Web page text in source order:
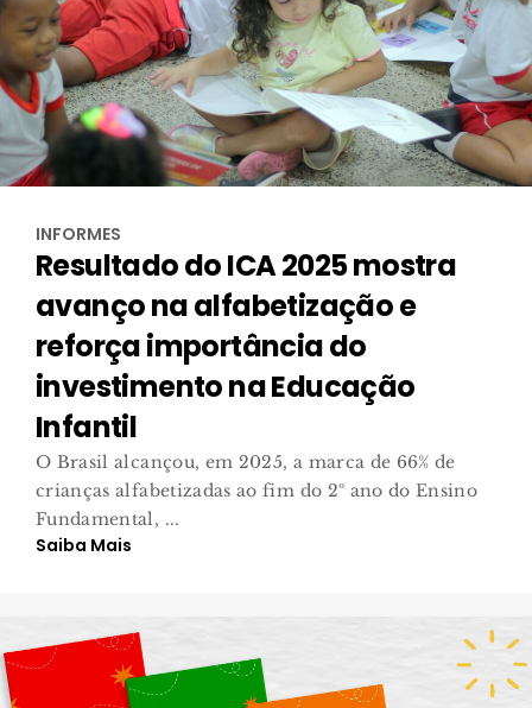
INFORMES
Resultado do ICA 2025 mostra
avanço na alfabetização e
reforça importância do
investimento na Educação
Infantil
O Brasil alcançou, em 2025, a marca de 66% de
crianças alfabetizadas ao fim do 2º ano do Ensino
Fundamental, ...
Saiba Mais